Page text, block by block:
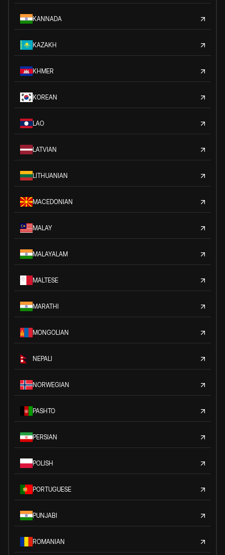
KANNADA
KAZAKH
KHMER
KOREAN
LAO
LATVIAN
LITHUANIAN
MACEDONIAN
MALAY
MALAYALAM
MALTESE
MARATHI
MONGOLIAN
NEPALI
NORWEGIAN
PASHTO
PERSIAN
POLISH
PORTUGUESE
PUNJABI
ROMANIAN